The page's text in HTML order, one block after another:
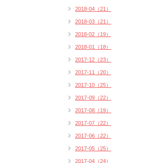
2018-04（21）
2018-03（21）
2018-02（19）
2018-01（18）
2017-12（23）
2017-11（20）
2017-10（25）
2017-09（22）
2017-08（19）
2017-07（22）
2017-06（22）
2017-05（25）
2017-04（24）